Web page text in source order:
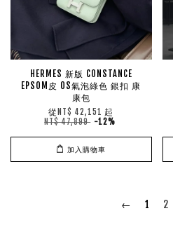
HERMES 新版 CONSTANCE
EPSOM皮 0S氣泡綠色 銀扣 康
康包
從 NT$ 42,151 起
NT$ 47,899 -12%
加入購物車
← 1 2